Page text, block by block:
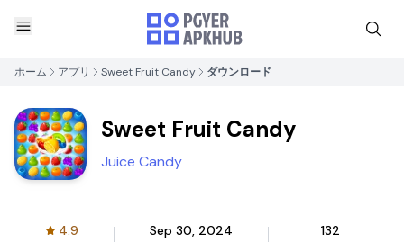
ホーム アプリ Sweet Fruit Candy ダウンロード
Sweet Fruit Candy
Juice Candy
4.9 Sep 30, 2024 132